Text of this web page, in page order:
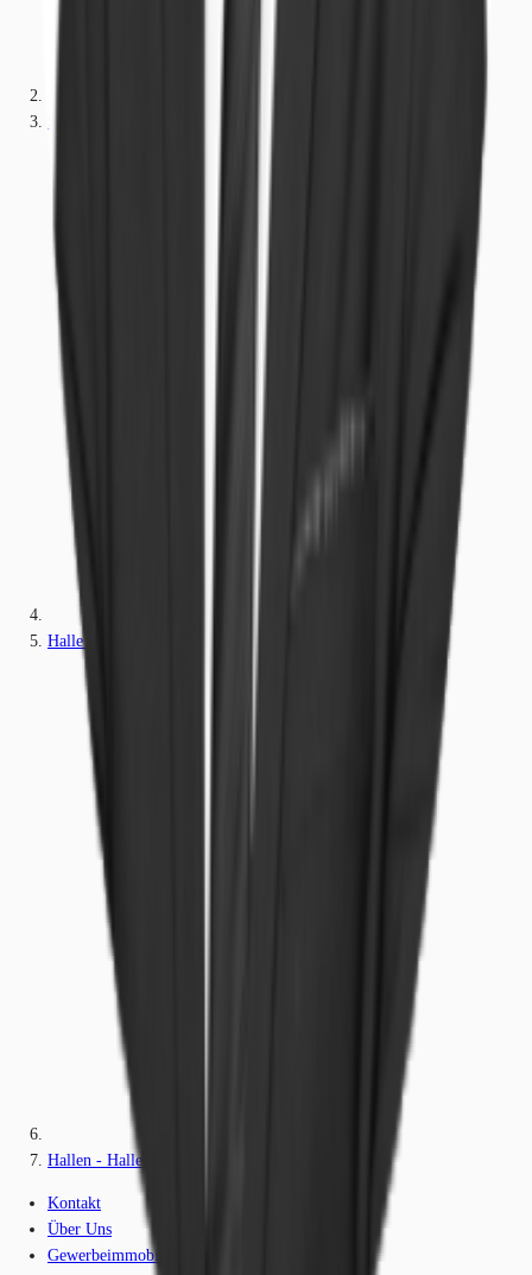
Halle (Saale)
Hallen - Halle (Saale) - B3149
Kontakt
Über Uns
Gewerbeimmobilien-Lexikon